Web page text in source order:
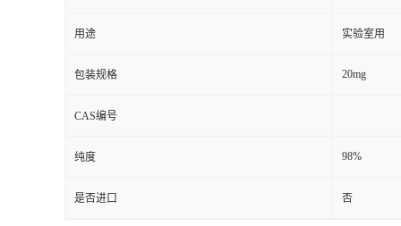
用途 实验室用
包装规格 20mg
CAS编号
纯度 98%
是否进口 否